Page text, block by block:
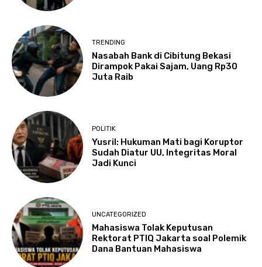
TRENDING
Nasabah Bank di Cibitung Bekasi
Dirampok Pakai Sajam, Uang Rp30
Juta Raib
POLITIK
Yusril: Hukuman Mati bagi Koruptor
Sudah Diatur UU, Integritas Moral
Jadi Kunci
UNCATEGORIZED
Mahasiswa Tolak Keputusan
Rektorat PTIQ Jakarta soal Polemik
Dana Bantuan Mahasiswa